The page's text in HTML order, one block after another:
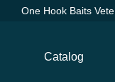
Skip to main content
One Hook Baits
Catalog